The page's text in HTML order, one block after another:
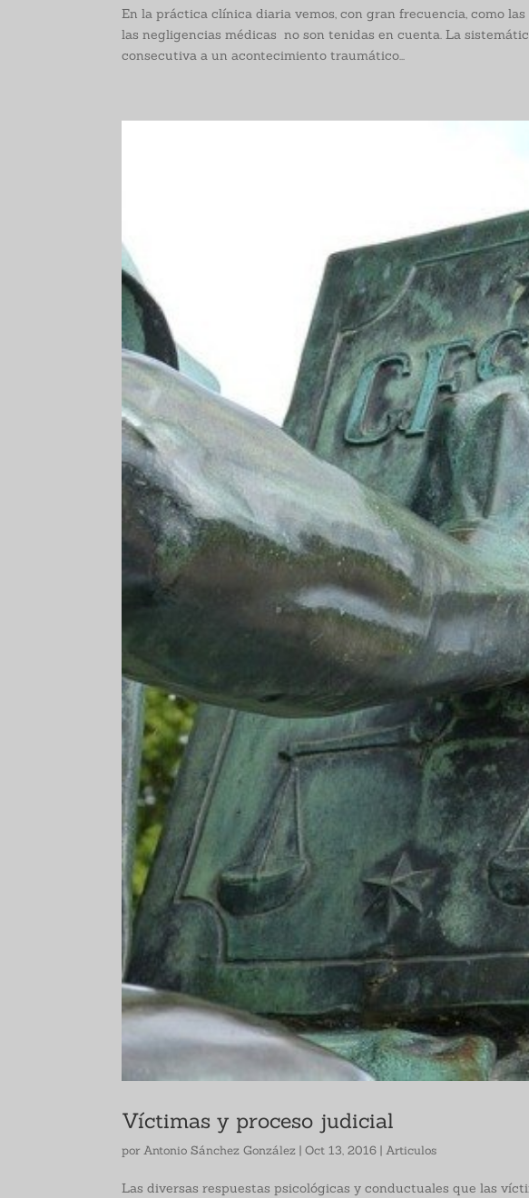
En la práctica clínica diaria vemos, con gran frecuencia, como
las negligencias médicas no son tenidas en cuenta. La
consecutiva a un acontecimiento traumático...
Víctimas y proceso judicial
porAntonio Sánchez González |Oct 13, 2016 |Articulos
Las diversas respuestas psicológicas y conductuales que las